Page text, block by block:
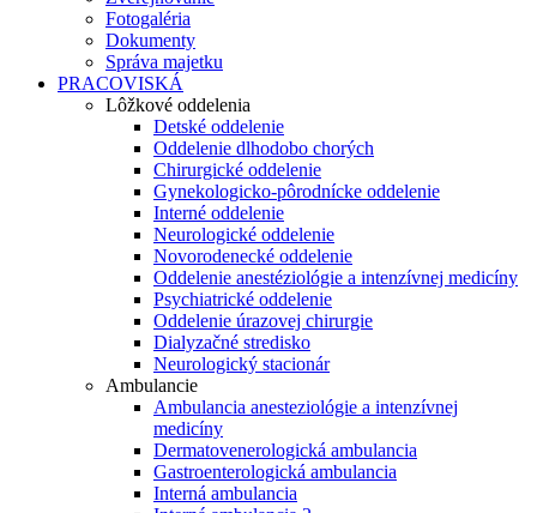
Fotogaléria
Dokumenty
Správa majetku
PRACOVISKÁ
Lôžkové oddelenia
Detské oddelenie
Oddelenie dlhodobo chorých
Chirurgické oddelenie
Gynekologicko-pôrodnícke oddelenie
Interné oddelenie
Neurologické oddelenie
Novorodenecké oddelenie
Oddelenie anestéziológie a intenzívnej medicíny
Psychiatrické oddelenie
Oddelenie úrazovej chirurgie
Dialyzačné stredisko
Neurologický stacionár
Ambulancie
Ambulancia anesteziológie a intenzívnej
medicíny
Dermatovenerologická ambulancia
Gastroenterologická ambulancia
Interná ambulancia